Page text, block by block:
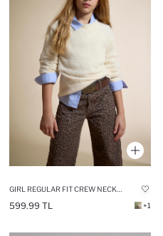
599.99 TL +1